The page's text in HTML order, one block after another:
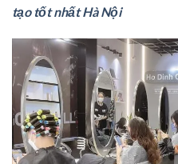
tạo tốt nhất Hà Nội